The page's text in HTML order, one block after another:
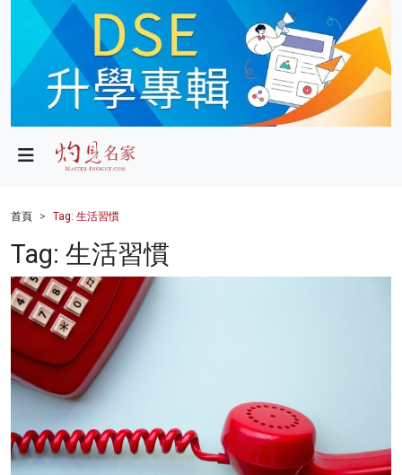
政局
財經
健康
商業
科技
影片
名家榜
灼見活動
首頁 Tag: 生活習慣
Tag: 生活習慣